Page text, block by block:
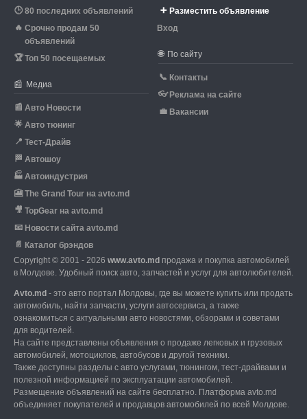
🕒 80 последних объявлений
🔥 Срочно продам 50
объявлений
🏆Топ 50 посещаемых
📰 Медиа
📰 Авто Новости
🌟 Авто тюнинг
📍 Тест-Драйв
🏁 Автошоу
🏭 Автоиндустрия
🎦 The Grand Tour на avto.md
🎥 TopGear на avto.md
📧 Новости сайта avto.md
📄 Каталог брэндов
➕ Разместить объявление
Вход
🌐 По сайту
📞 Контакты
👓 Реклама на сайте
💼 Вакансии
Copyright © 2001 - 2026 www.avto.md продажа и покупка автомобилей
в Молдове. Удобный поиск авто, запчастей и услуг для автолюбителей.
Avto.md - это авто портал Молдовы, где вы можете купить или продать
автомобиль, найти запчасти, услуги автосервиса, а также
ознакомиться с актуальными авто новостями, обзорами и советами
для водителей.
На сайте представлены объявления о продаже легковых и грузовых
автомобилей, мотоциклов, автобусов и другой техники.
Также доступны разделы с авто услугами, тюнингом, тест-драйвами и
полезной информацией по эксплуатации автомобилей.
Размещение объявлений на сайте бесплатно. Платформа avto.md
объединяет покупателей и продавцов автомобилей по всей Молдове.